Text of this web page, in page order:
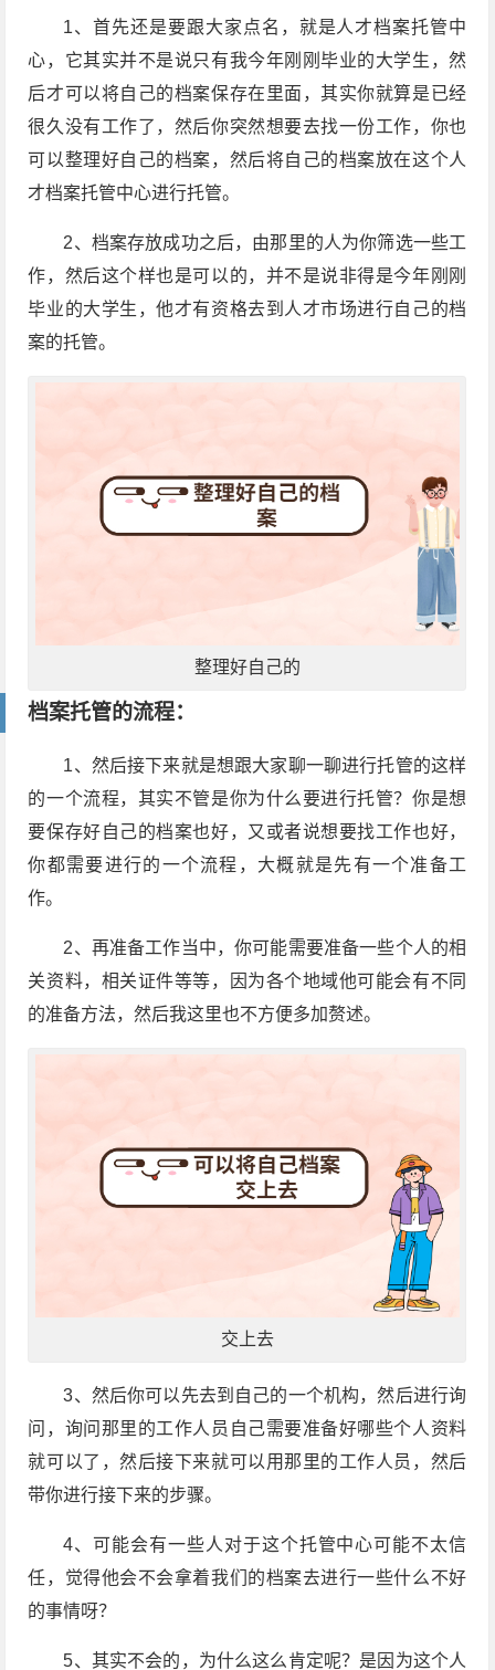
1、首先还是要跟大家点名，就是人才档案托管中
心，它其实并不是说只有我今年刚刚毕业的大学生，然
后才可以将自己的档案保存在里面，其实你就算是已经
很久没有工作了，然后你突然想要去找一份工作，你也
可以整理好自己的档案，然后将自己的档案放在这个人
才档案托管中心进行托管。
2、档案存放成功之后，由那里的人为你筛选一些工
作，然后这个样也是可以的，并不是说非得是今年刚刚
毕业的大学生，他才有资格去到人才市场进行自己的档
案的托管。
整理好自己的
档案托管的流程：
1、然后接下来就是想跟大家聊一聊进行托管的这样
的一个流程，其实不管是你为什么要进行托管？你是想
要保存好自己的档案也好，又或者说想要找工作也好，
你都需要进行的一个流程，大概就是先有一个准备工
作。
2、再准备工作当中，你可能需要准备一些个人的相
关资料，相关证件等等，因为各个地域他可能会有不同
的准备方法，然后我这里也不方便多加赘述。
交上去
3、然后你可以先去到自己的一个机构，然后进行询
问，询问那里的工作人员自己需要准备好哪些个人资料
就可以了，然后接下来就可以用那里的工作人员，然后
带你进行接下来的步骤。
4、可能会有一些人对于这个托管中心可能不太信
任，觉得他会不会拿着我们的档案去进行一些什么不好
的事情呀？
5、其实不会的，为什么这么肯定呢？是因为这个人